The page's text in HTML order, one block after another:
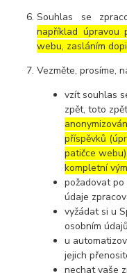
Souhlas se
například úpravou
webu, zasláním
Vezměte, prosíme,
vzít souhlas
zpět, toto
příspěvků
patičce
kompletní
požadovat
údaje
vyžádat si u
osobním
u
jejich
nechat vaše